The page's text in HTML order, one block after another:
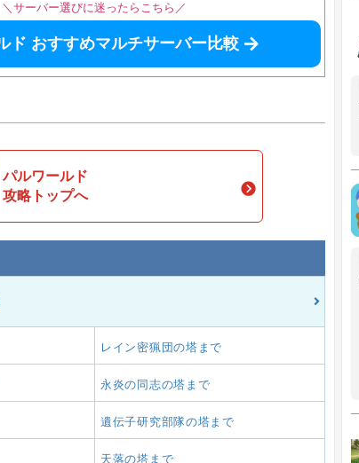
＼サーバー選びに迷ったらこちら／
ド おすすめマルチサーバー比較
パルワールド
攻略トップへ
レイン密猟団の塔まで
永炎の同志の塔まで
遺伝子研究部隊の塔まで
天落の塔まで